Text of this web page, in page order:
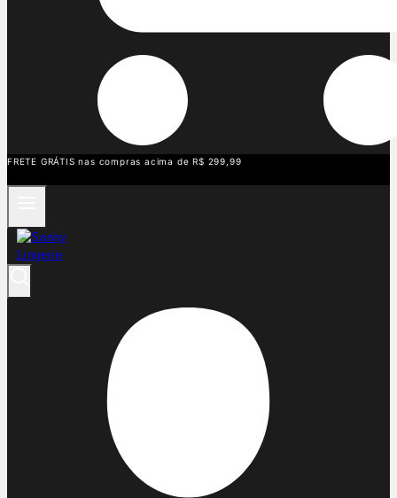
FRETE GRÁTIS nas compras acima de R$ 299,99